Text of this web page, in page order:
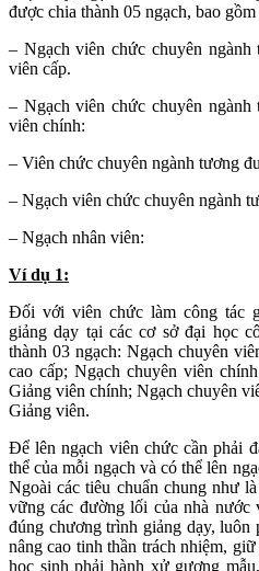
được chia thành 05 ngạch, bao gồm
– Ngạch viên chức chuyên
viên cấp.
– Ngạch viên chức chuyên
viên chính:
– Viên chức chuyên ngành tương
– Ngạch viên chức chuyên ngành
– Ngạch nhân viên:
Ví dụ 1:
Đối với viên chức làm công tác
giảng dạy tại các cơ sở đại học
thành 03 ngạch: Ngạch chuyên
cao cấp; Ngạch chuyên viên
Giảng viên chính; Ngạch chuyên
Giảng viên.
Để lên ngạch viên chức cần phải
thể của mỗi ngạch và có thể lên
Ngoài các tiêu chuẩn chung như
vững các đường lối của nhà nước
đúng chương trình giảng dạy,
nâng cao tinh thần trách nhiệm,
học sinh phải hành xử gương